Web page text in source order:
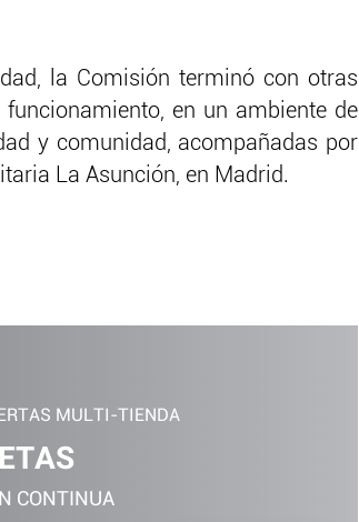
la Comisión terminó con otras
en un ambiente de
y comunidad, acompañadas por
La Asunción, en Madrid.
MULTI-TIENDA
CONTINUA